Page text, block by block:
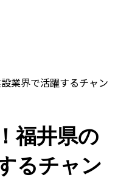
業界で活躍するチャン
福井県の
るチャン